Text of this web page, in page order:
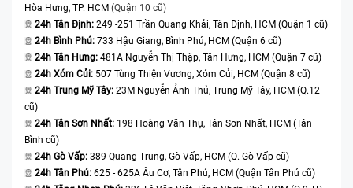
Hòa Hưng, TP. HCM (Quận 10 cũ)
24h Tân Định: 249 -251 Trần Quang Khải, Tân Định, HCM (Quận 1 cũ)
24h Bình Phú: 733 Hậu Giang, Bình Phú, HCM (Quận 6 cũ)
24h Tân Hưng: 481A Nguyễn Thị Thập, Tân Hưng, HCM (Quận 7 cũ)
24h Xóm Củi: 507 Tùng Thiện Vương, Xóm Củi, HCM (Quận 8 cũ)
24h Trung Mỹ Tây: 23M Nguyễn Ảnh Thủ, Trung Mỹ Tây, HCM (Q.12
cũ)
24h Tân Sơn Nhất: 198 Hoàng Văn Thụ, Tân Sơn Nhất, HCM (Tân
Bình cũ)
24h Gò Vấp: 389 Quang Trung, Gò Vấp, HCM (Q. Gò Vấp cũ)
24h Tân Phú: 625 - 625A Âu Cơ, Tân Phú, HCM (Quận Tân Phú cũ)